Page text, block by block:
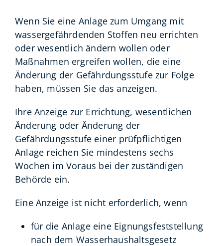
Wenn Sie eine Anlage zum Umgang mit
wassergefährdenden Stoffen neu errichten
oder wesentlich ändern wollen oder
Maßnahmen ergreifen wollen, die eine
Änderung der Gefährdungsstufe zur Folge
haben, müssen Sie das anzeigen.
Ihre Anzeige zur Errichtung, wesentlichen
Änderung oder Änderung der
Gefährdungsstufe einer prüfpflichtigen
Anlage reichen Sie mindestens sechs
Wochen im Voraus bei der zuständigen
Behörde ein.
Eine Anzeige ist nicht erforderlich, wenn
für die Anlage eine Eignungsfeststellung
nach dem Wasserhaushaltsgesetz